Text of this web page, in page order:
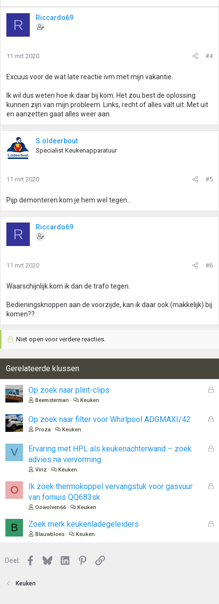
R Riccardo69
11 mrt 2020 #4
Excuus voor de wat late reactie ivm met mijn vakantie.
Ik wil dus weten hoe ik daar bij kom. Het zou best de oplossing
kunnen zijn van mijn probleem. Links, recht of alles valt uit. Met uit
en aanzetten gaat alles weer aan.
S.oldeerbout
Specialist Keukenapparatuur
11 mrt 2020 #5
Pijp demonteren kom je hem wel tegen...
R Riccardo69
11 mrt 2020 #6
Waarschijnlijk kom ik dan de trafo tegen.
Bedieningsknoppen aan de voorzijde, kan ik daar ook (makkelijk) bij
komen??
Niet open voor verdere reacties.
Gerelateerde klussen
G
n
Op zoek naar plint-clips
Beemsterman Keuken
G
Op zoek naar filter voor Whirlpool ADGMAXI/42
Proza Keuken
V
G
o
Ervaring met HPL als keukenachterwand – zoek
advies na vervorming
Vinz Keuken
O
G
o
Ik zoek thermokoppel vervangstuk voor gasvuur
van fornuis QQ683sk
Oowolven66 Keuken
B
G
Zoek merk keukenladegeleiders
Blauwbloes Keuken
Deel: Facebook
BlueskyLinkedInPinterest
Link
Keuken